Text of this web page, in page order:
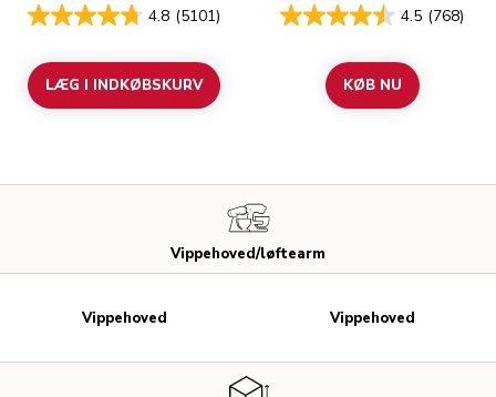
4.8 (5101)
LÆG I INDKØBSKURV
4.5 (768)
KØB NU
Vippehoved/løftearm
Vippehoved Vippehoved